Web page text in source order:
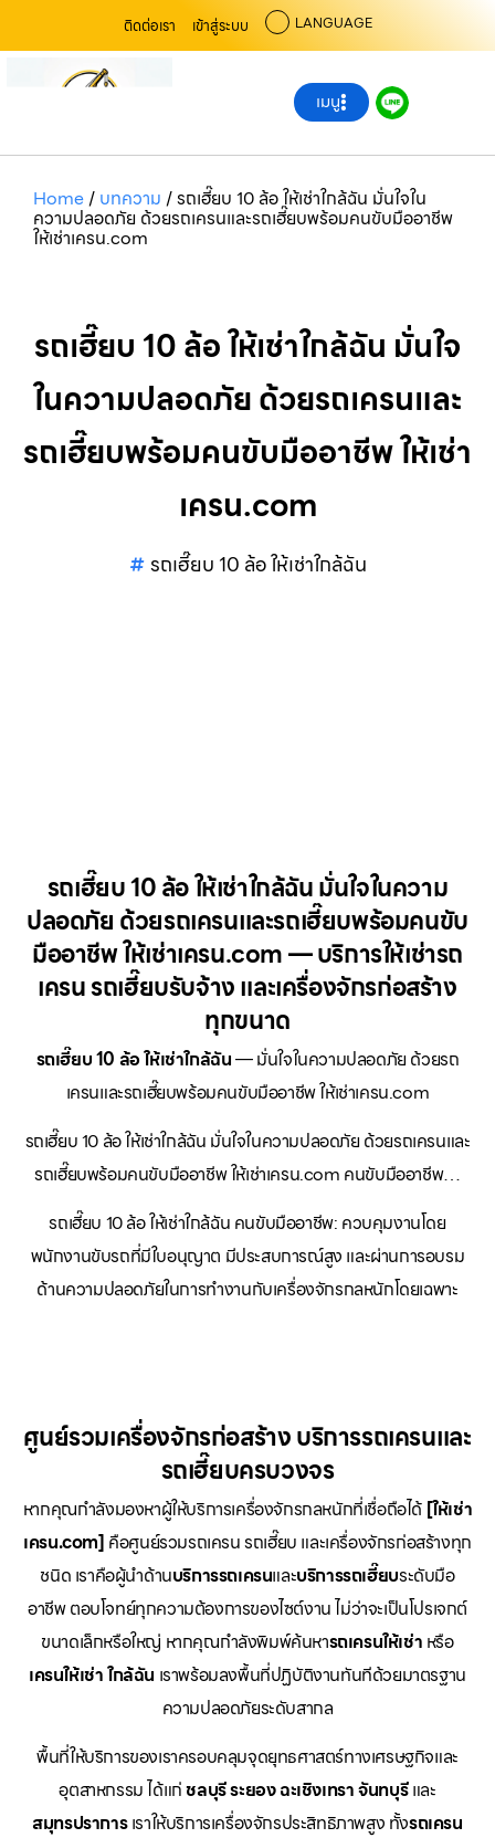
ติดต่อเรา เข้าสู่ระบบ LANGUAGE
เมนู
Home/ บทความ /รถเฮี๊ยบ 10 ล้อ ให้เช่าใกล้ฉัน มั่นใจใน
ความปลอดภัย ด้วยรถเครนและรถเฮี๊ยบพร้อมคนขับมืออาชีพ
ให้เช่าเครน.com
รถเฮี๊ยบ 10 ล้อ ให้เช่าใกล้ฉัน มั่นใจ
ในความปลอดภัย ด้วยรถเครนและ
รถเฮี๊ยบพร้อมคนขับมืออาชีพ ให้เช่า
เครน.com
รถเฮี๊ยบ 10 ล้อ ให้เช่าใกล้ฉัน
รถเฮี๊ยบ 10 ล้อ ให้เช่าใกล้ฉัน มั่นใจในความ
ปลอดภัย ด้วยรถเครนและรถเฮี๊ยบพร้อมคนขับ
มืออาชีพ ให้เช่าเครน.com — บริการให้เช่ารถ
เครน รถเฮี๊ยบรับจ้าง และเครื่องจักรก่อสร้าง
ทุกขนาด
รถเฮี๊ยบ 10 ล้อ ให้เช่าใกล้ฉัน— มั่นใจในความปลอดภัย ด้วยรถ
เครนและรถเฮี๊ยบพร้อมคนขับมืออาชีพ ให้เช่าเครน.com
รถเฮี๊ยบ 10 ล้อ ให้เช่าใกล้ฉัน มั่นใจในความปลอดภัย ด้วยรถเครนและ
รถเฮี๊ยบพร้อมคนขับมืออาชีพ ให้เช่าเครน.com คนขับมืออาชีพ…
รถเฮี๊ยบ 10 ล้อ ให้เช่าใกล้ฉัน คนขับมืออาชีพ: ควบคุมงานโดย
พนักงานขับรถที่มีใบอนุญาต มีประสบการณ์สูง และผ่านการอบรม
ด้านความปลอดภัยในการทำงานกับเครื่องจักรกลหนักโดยเฉพาะ
ศูนย์รวมเครื่องจักรก่อสร้าง บริการรถเครนและ
รถเฮี๊ยบครบวงจร
หากคุณกำลังมองหาผู้ให้บริการเครื่องจักรกลหนักที่เชื่อถือได้ [ให้เช่า
เครน.com] คือศูนย์รวมรถเครน รถเฮี๊ยบ และเครื่องจักรก่อสร้างทุก
ชนิด เราคือผู้นำด้านบริการรถเครนและบริการรถเฮี๊ยบระดับมือ
อาชีพ ตอบโจทย์ทุกความต้องการของไซต์งาน ไม่ว่าจะเป็นโปรเจกต์
ขนาดเล็กหรือใหญ่ หากคุณกำลังพิมพ์ค้นหารถเครนให้เช่า หรือ
เครนให้เช่าใกล้ฉัน เราพร้อมลงพื้นที่ปฏิบัติงานทันทีด้วยมาตรฐาน
ความปลอดภัยระดับสากล
พื้นที่ให้บริการของเราครอบคลุมจุดยุทธศาสตร์ทางเศรษฐกิจและ
อุตสาหกรรม ได้แก่ชลบุรีระยองฉะเชิงเทราจันทบุรีและ
สมุทรปราการเราให้บริการเครื่องจักรประสิทธิภาพสูง ทั้งรถเครน